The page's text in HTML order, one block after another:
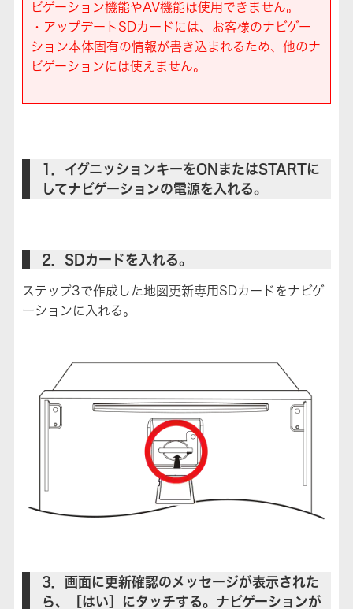
ビゲーション機能やAV機能は使用できません。
・アップデートSDカードには、お客様のナビゲー
ション本体固有の情報が書き込まれるため、他のナ
ビゲーションには使えません。
1．イグニッションキーをONまたはSTARTに
してナビゲーションの電源を入れる。
2．SDカードを入れる。
ステップ3で作成した地図更新専用SDカードをナビゲ
ーションに入れる。
3．画面に更新確認のメッセージが表示された
ら、［はい］にタッチする。ナビゲーションが